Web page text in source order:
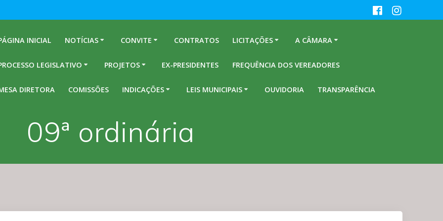
INICIAL NOTÍCIAS CONVITE CONTRATOS LICITAÇÕES A CÂMARA
LEGISLATIVO PROJETOS EX-PRESIDENTES FREQUÊNCIA DOS VEREADORES
DIRETORA COMISSÕES INDICAÇÕES LEIS MUNICIPAIS OUVIDORIA TRANSPARÊNCIA
09ª ordinária